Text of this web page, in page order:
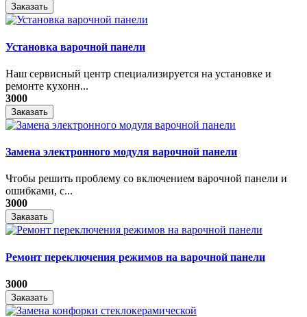
Заказать
Установка варочной панели
Наш сервисный центр специализируется на установке и
ремонте кухонн...
3000
Заказать
Замена электронного модуля варочной панели
​Чтобы решить проблему со включением варочной панели и
ошибками, с...
3000
Заказать
Ремонт переключения режимов на варочной панели
3000
Заказать